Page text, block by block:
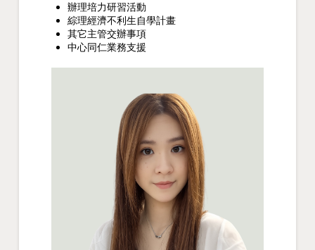
辦理培力研習活動
綜理經濟不利生自學計畫
其它主管交辦事項
中心同仁業務支援